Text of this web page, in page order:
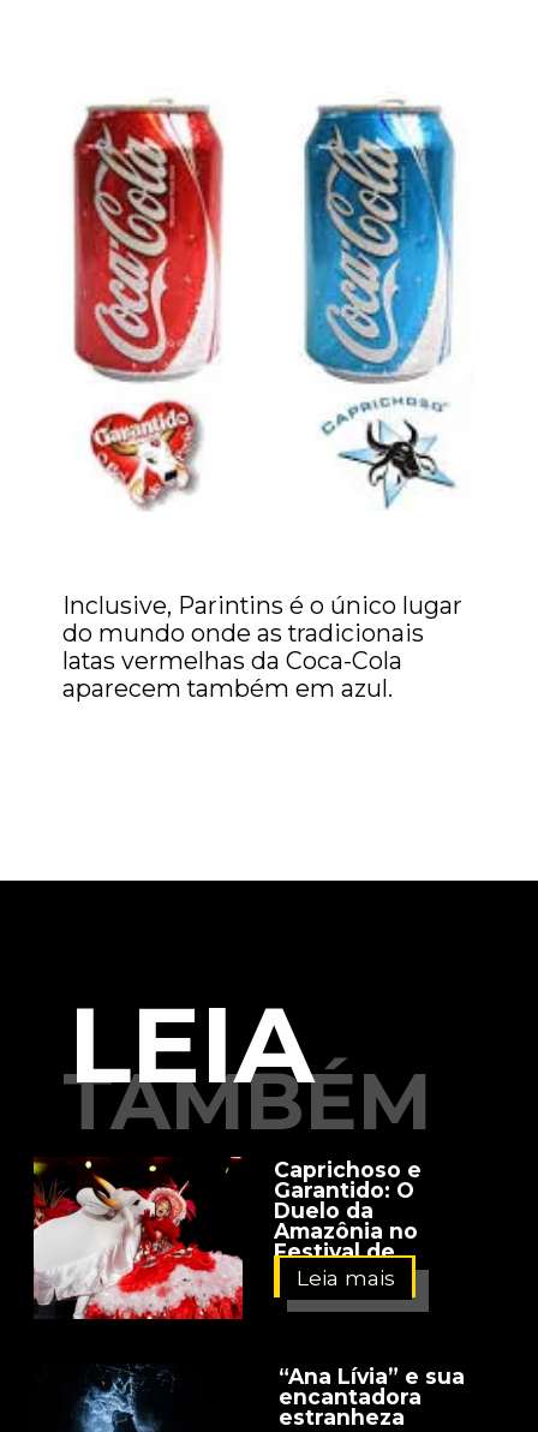
Inclusive, Parintins é o único lugar
do mundo onde as tradicionais
latas vermelhas da Coca-Cola
aparecem também em azul.
TAMBÉM
LEIA
Caprichoso e
Garantido: O
Duelo da
Amazônia no
Festival de
Curitiba
Leia mais
“Ana Lívia” e sua
encantadora
estranheza